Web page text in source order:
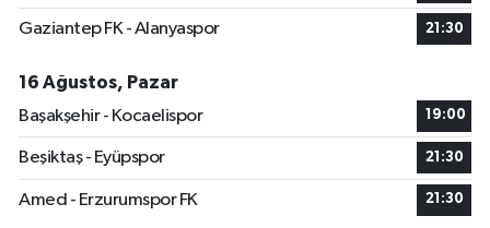
Gaziantep FK - Alanyaspor 21:30
16 Ağustos, Pazar
Başakşehir - Kocaelispor
19:00
Beşiktaş - Eyüpspor 21:30
Amed - Erzurumspor FK 21:30